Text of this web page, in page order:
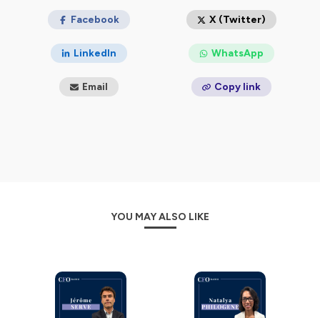
Facebook X (Twitter)
LinkedIn WhatsApp
Email Copy link
YOU MAY ALSO LIKE